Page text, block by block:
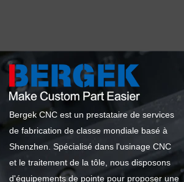
Bergek CNC est un prestataire de services
de fabrication de classe mondiale basé à
Shenzhen. Spécialisé dans l'usinage CNC
et le traitement de la tôle, nous disposons
d'équipements de pointe pour proposer une